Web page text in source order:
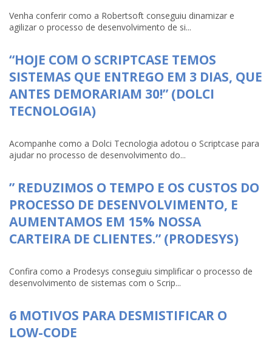
Venha conferir como a Robertsoft conseguiu dinamizar e
agilizar o processo de desenvolvimento de si...
“HOJE COM O SCRIPTCASE TEMOS
SISTEMAS QUE ENTREGO EM 3 DIAS, QUE
ANTES DEMORARIAM 30!” (DOLCI
TECNOLOGIA)
Acompanhe como a Dolci Tecnologia adotou o Scriptcase para
ajudar no processo de desenvolvimento do...
” REDUZIMOS O TEMPO E OS CUSTOS DO
PROCESSO DE DESENVOLVIMENTO, E
AUMENTAMOS EM 15% NOSSA
CARTEIRA DE CLIENTES.” (PRODESYS)
Confira como a Prodesys conseguiu simplificar o processo de
desenvolvimento de sistemas com o Scrip...
6 MOTIVOS PARA DESMISTIFICAR O
LOW-CODE